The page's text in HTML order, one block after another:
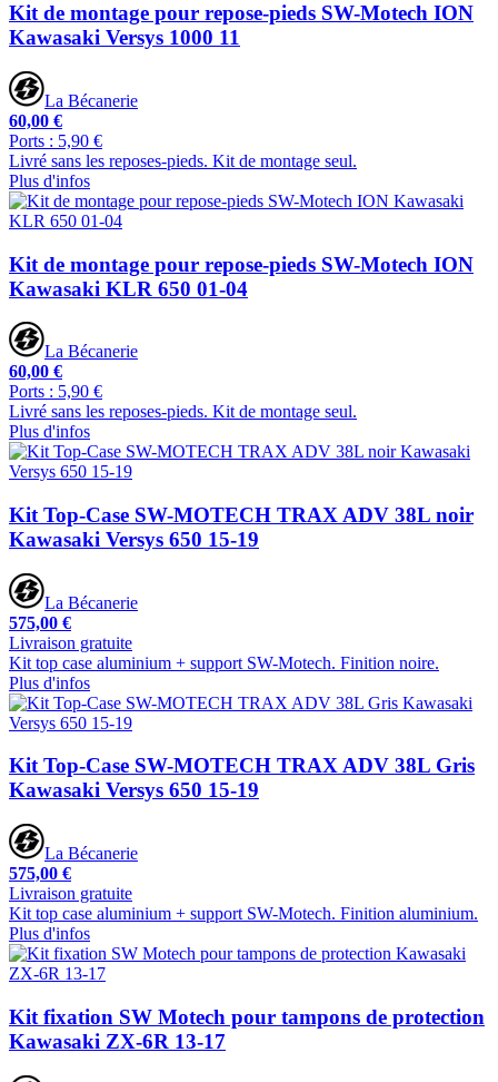
Kit de montage pour repose-pieds SW-Motech ION
Kawasaki Versys 1000 11
La Bécanerie
60,00 €
Ports : 5,90 €
Livré sans les reposes-pieds. Kit de montage seul.
Plus d'infos
Kit de montage pour repose-pieds SW-Motech ION
Kawasaki KLR 650 01-04
La Bécanerie
60,00 €
Ports : 5,90 €
Livré sans les reposes-pieds. Kit de montage seul.
Plus d'infos
Kit Top-Case SW-MOTECH TRAX ADV 38L noir
Kawasaki Versys 650 15-19
La Bécanerie
575,00 €
Livraison gratuite
Kit top case aluminium + support SW-Motech. Finition noire.
Plus d'infos
Kit Top-Case SW-MOTECH TRAX ADV 38L Gris
Kawasaki Versys 650 15-19
La Bécanerie
575,00 €
Livraison gratuite
Kit top case aluminium + support SW-Motech. Finition aluminium.
Plus d'infos
Kit fixation SW Motech pour tampons de protection
Kawasaki ZX-6R 13-17